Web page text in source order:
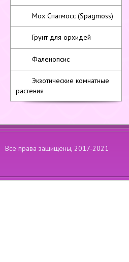
Мох Спагмосс (Spagmoss)
Грунт для орхидей
Фаленопсис
Экзотические комнатные
растения
Все права защищены, 2017-2021